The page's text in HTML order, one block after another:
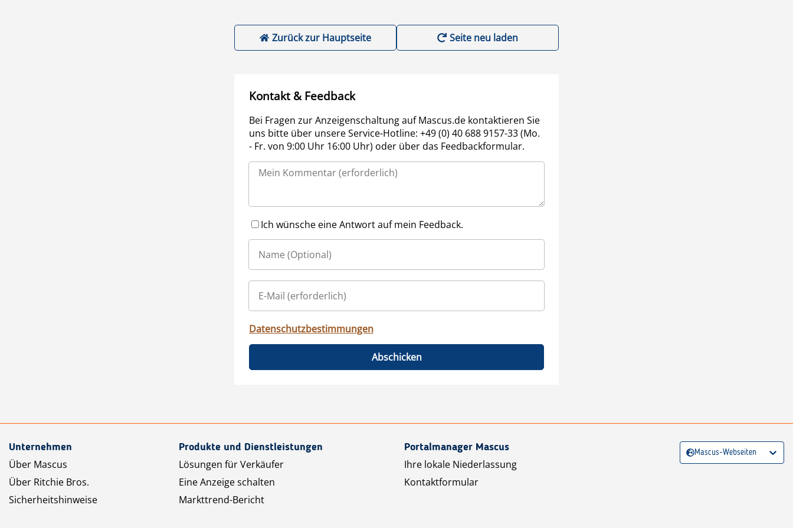
Zurück zur Hauptseite Seite neu laden
Kontakt & Feedback
Bei Fragen zur Anzeigenschaltung auf Mascus.de kontaktieren Sie
uns bitte über unsere Service-Hotline: +49 (0) 40 688 9157-33 (Mo.
- Fr. von 9:00 Uhr 16:00 Uhr) oder über das Feedbackformular.
Ich wünsche eine Antwort auf mein Feedback.
Datenschutzbestimmungen
Abschicken
Unternehmen
Über Mascus
Über Ritchie Bros.
Sicherheitshinweise
Produkte und Dienstleistungen
Lösungen für Verkäufer
Eine Anzeige schalten
Markttrend-Bericht
Portalmanager Mascus
Ihre lokale Niederlassung
Kontaktformular
Mascus-Webseiten